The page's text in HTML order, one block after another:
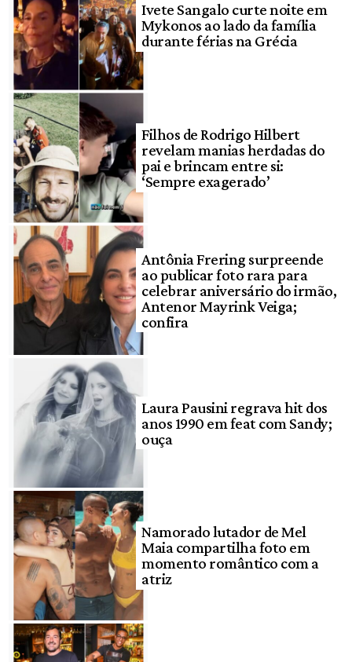
Ivete Sangalo curte noite em
Mykonos ao lado da família
durante férias na Grécia
Filhos de Rodrigo Hilbert
revelam manias herdadas do
pai e brincam entre si:
‘Sempre exagerado’
Antônia Frering surpreende
ao publicar foto rara para
celebrar aniversário do irmão,
Antenor Mayrink Veiga;
confira
Laura Pausini regrava hit dos
anos 1990 em feat com Sandy;
ouça
Namorado lutador de Mel
Maia compartilha foto em
momento romântico com a
atriz